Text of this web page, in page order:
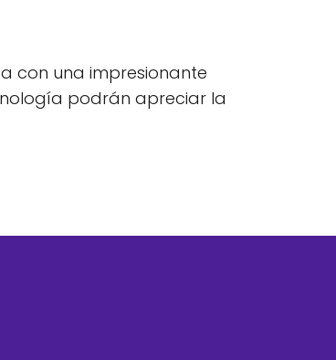
con una impresionante
podrán apreciar la